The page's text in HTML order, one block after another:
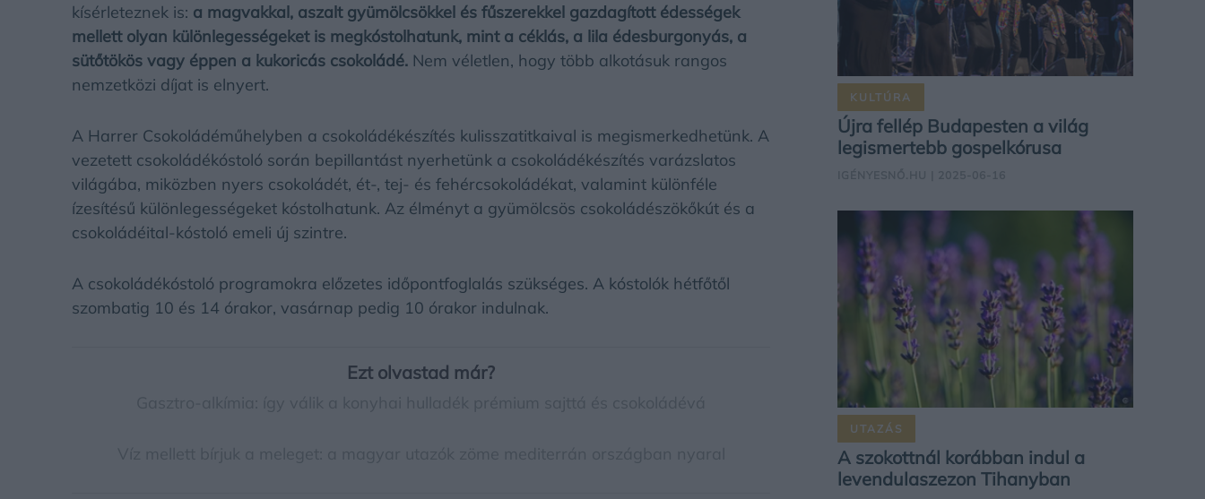
kísérleteznek is: a magvakkal, aszalt gyümölcsökkel és fűszerekkel gazdagított édességek
mellett olyan különlegességeket is megkóstolhatunk, mint a céklás, a lila édesburgonyás, a
sütőtökös vagy éppen a kukoricás csokoládé. Nem véletlen, hogy több alkotásuk rangos
nemzetközi díjat is elnyert.
A Harrer Csokoládéműhelyben a csokoládékészítés kulisszatitkaival is megismerkedhetünk. A
vezetett csokoládékóstoló során bepillantást nyerhetünk a csokoládékészítés varázslatos
világába, miközben nyers csokoládét, ét-, tej- és fehércsokoládékat, valamint különféle
ízesítésű különlegességeket kóstolhatunk. Az élményt a gyümölcsös csokoládészökőkút és a
csokoládéital-kóstoló emeli új szintre.
A csokoládékóstoló programokra előzetes időpontfoglalás szükséges. A kóstolók hétfőtől
szombatig 10 és 14 órakor, vasárnap pedig 10 órakor indulnak.
Ezt olvastad már?
KULTÚRA
Újra fellép Budapesten a világ
legismertebb gospelkórusa
UTAZÁS
A szokottnál korábban indul a
levendulaszezon Tihanyban